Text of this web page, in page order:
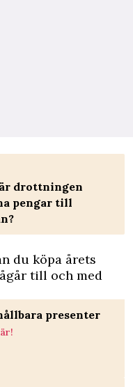
drottningen
pengar till
du köpa årets
till och med
presenter